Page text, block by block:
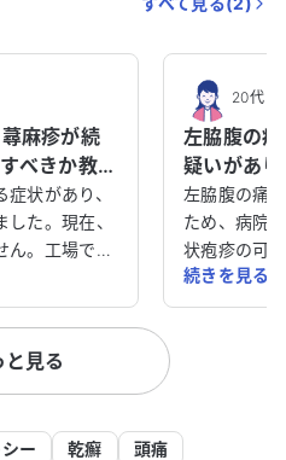
麻疹が続
べきか教え
状があり、
た。現在、
ん。工場で働
が続いてい
った結果、大
性腸症候群の
処方さ
経ちました
下痢をし、
夜中に目が
20代・
左脇腹の
疑いがあ
て相談さ
左脇腹の痛
ため、病院
状疱疹の可
け、お薬を
は治まりま
続きを見る
と見る
ー 乾癬
頭痛